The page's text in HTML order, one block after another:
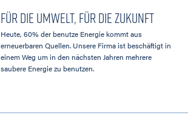
Für die Umwelt, für die Zukunft
Heute, 60% der benutze Energie kommt aus
erneuerbaren Quellen. Unsere Firma ist beschäftigt in
einem Weg um in den nächsten Jahren mehrere
saubere Energie zu benutzen.